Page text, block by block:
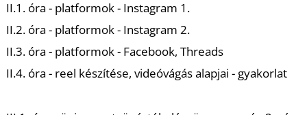
II.1. óra - platformok - Instagram 1.
II.2. óra - platformok - Instagram 2.
II.3. óra - platformok - Facebook, Threads
II.4. óra - reel készítése, videóvágás alapjai - gyakorlat